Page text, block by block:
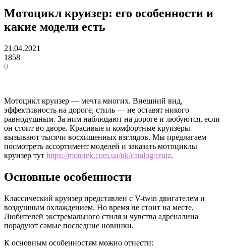
Мотоцикл круизер: его особенности и
какие модели есть
21.04.2021
1858
0
Мотоцикл круизер — мечта многих. Внешний вид,
эффективность на дороге, стиль — не оставят никого
равнодушным. За ним наблюдают на дороге и любуются, если
он стоит во дворе. Красивые и комфортные круизеры
вызывают тысячи восхищенных взглядов. Мы предлагаем
посмотреть ассортимент моделей и заказать мотоциклы
круизер тут https://mototek.com.ua/uk/catalog/cruiz.
Основные особенности
Классический круизер представлен с V-twin двигателем и
воздушным охлаждением. Но время не стоит на месте.
Любителей экстремального стиля и чувства адреналина
порадуют самые последние новинки.
К основным особенностям можно отнести: